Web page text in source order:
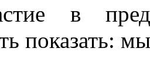
в
показать: